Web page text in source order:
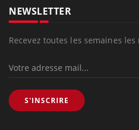
NEWSLETTER
Recevez toutes les semaines
S'INSCRIRE